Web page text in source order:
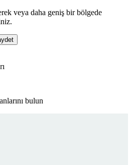
veya daha geniş bir bölgede
bulun